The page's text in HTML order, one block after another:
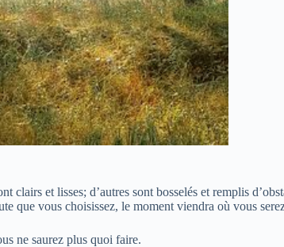
et lisses; d’autres sont bosselés et remplis
que vous choisissez, le moment viendra où vous
ne saurez plus quoi faire.